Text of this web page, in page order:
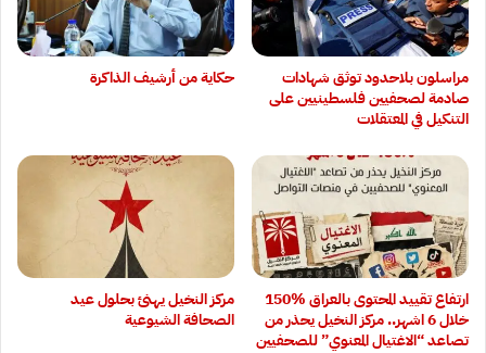
‏مراسلون بلاحدود توثق شهادات
صادمة لصحفيين فلسطينيين على
التنكيل في المعتقلات
حكاية من أرشيف الذاكرة
ارتفاع تقييد المحتوى بالعراق 15‎0‎%‎
خلال 6 اشهر.. مركز النخيل يحذر من
تصاعد “الاغتيال المعنوي” للصحفيين
مركز النخيل يهنئ بحلول عيد
الصحافة الشيوعية